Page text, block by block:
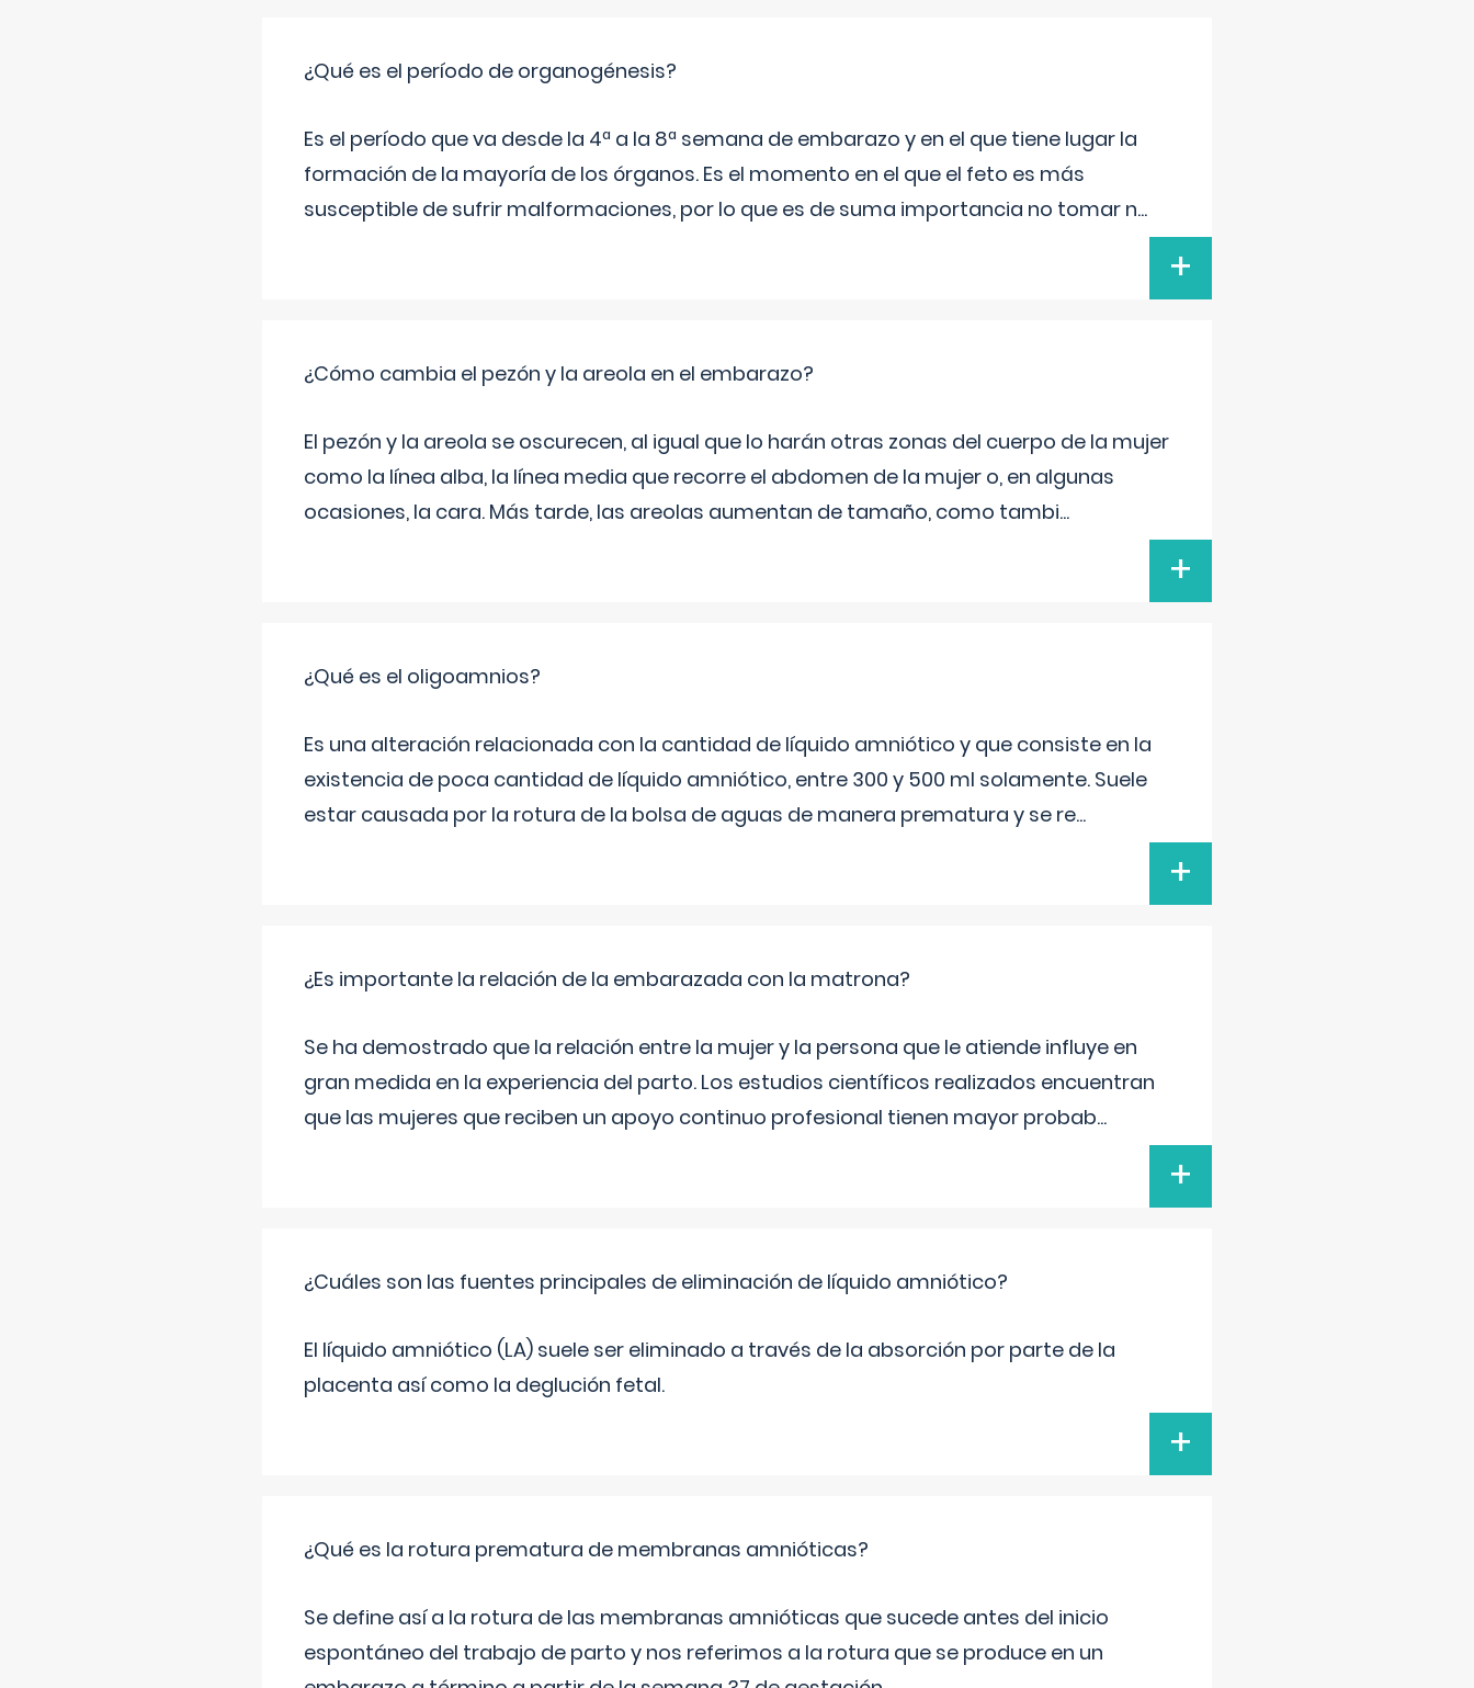
¿Qué es el período de organogénesis?
Es el período que va desde la 4ª a la 8ª semana de embarazo y en el que tiene lugar la
formación de la mayoría de los órganos. Es el momento en el que el feto es más
susceptible de sufrir malformaciones, por lo que es de suma importancia no tomar n...
+
¿Cómo cambia el pezón y la areola en el embarazo?
El pezón y la areola se oscurecen, al igual que lo harán otras zonas del cuerpo de la mujer
como la línea alba, la línea media que recorre el abdomen de la mujer o, en algunas
ocasiones, la cara. Más tarde, las areolas aumentan de tamaño, como tambi...
+
¿Qué es el oligoamnios?
Es una alteración relacionada con la cantidad de líquido amniótico y que consiste en la
existencia de poca cantidad de líquido amniótico, entre 300 y 500 ml solamente. Suele
estar causada por la rotura de la bolsa de aguas de manera prematura y se re...
+
¿Es importante la relación de la embarazada con la matrona?
Se ha demostrado que la relación entre la mujer y la persona que le atiende influye en
gran medida en la experiencia del parto. Los estudios científicos realizados encuentran
que las mujeres que reciben un apoyo continuo profesional tienen mayor probab...
+
¿Cuáles son las fuentes principales de eliminación de líquido amniótico?
El líquido amniótico (LA) suele ser eliminado a través de la absorción por parte de la
placenta así como la deglución fetal.
+
¿Qué es la rotura prematura de membranas amnióticas?
Se define así a la rotura de las membranas amnióticas que sucede antes del inicio
espontáneo del trabajo de parto y nos referimos a la rotura que se produce en un